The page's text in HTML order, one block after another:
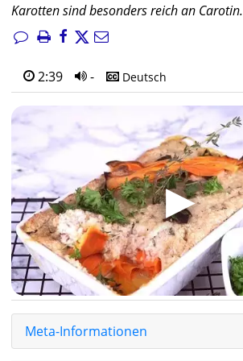
Karotten sind besonders reich an Carotin.
2:39 - Deutsch
▶
Meta-Informationen